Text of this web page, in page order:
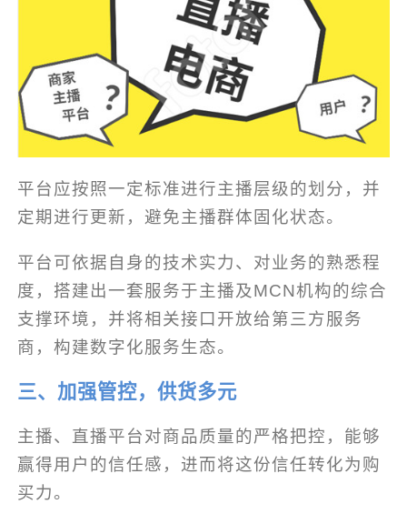
平台应按照一定标准进行主播层级的划分，并
定期进行更新，避免主播群体固化状态。
平台可依据自身的技术实力、对业务的熟悉程
度，搭建出一套服务于主播及MCN机构的综合
支撑环境，并将相关接口开放给第三方服务
商，构建数字化服务生态。
三、加强管控，供货多元
主播、直播平台对商品质量的严格把控，能够
赢得用户的信任感，进而将这份信任转化为购
买力。